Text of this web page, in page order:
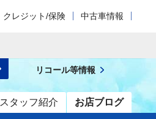
クレジット/保険 中古車情報
スタッフ紹介 お店ブログ
リコール等情報